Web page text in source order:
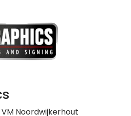
VM Noordwijkerhout